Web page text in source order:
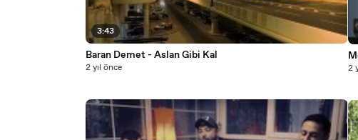
3:43
Baran Demet - Aslan Gibi Kal
2 yıl önce 2